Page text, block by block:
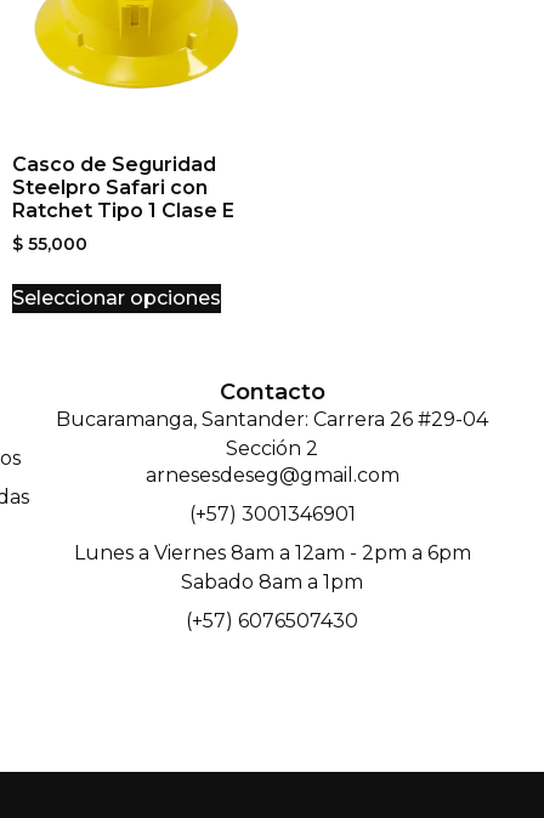
Casco de Seguridad
Steelpro Safari con
Ratchet Tipo 1 Clase E
$ 55,000
Seleccionar opciones
Contacto
Bucaramanga, Santander: Carrera 26 #29-04
Sección 2
arnesesdeseg@gmail.com
(+57) 3001346901
Lunes a Viernes 8am a 12am - 2pm a 6pm
Sabado 8am a 1pm
(+57) 6076507430